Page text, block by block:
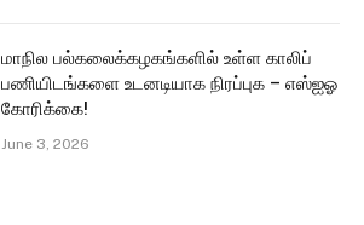
மாநில பல்கலைக்கழகங்களில் உள்ள காலிப்
பணியிடங்களை உடனடியாக நிரப்புக – எஸ்ஐஓ
கோரிக்கை!
June 3, 2026